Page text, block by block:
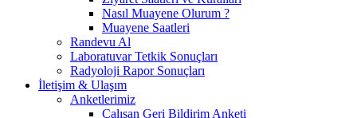
Nasıl Muayene Olurum ?
Muayene Saatleri
Randevu Al
Laboratuvar Tetkik Sonuçları
Radyoloji Rapor Sonuçları
İletişim & Ulaşım
Anketlerimiz
Çalışan Geri Bildirim Anketi